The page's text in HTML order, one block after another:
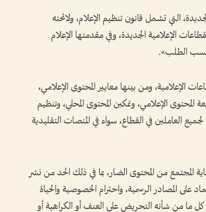
التي تشمل قانون تنظيم الإعلام، ولائحته
الإعلامية الجديدة، وفي مقدمتها الإعلام
حسب الطلب».
ومن بينها معايير المحتوى الإعلامي،
الإعلامي، وتمكين المحتوى المحلي، وتنظيم
العاملين في القطاع، سواء في المنصات التقليدية
من المحتوى الضار، بما في ذلك الحد من نشر
على المصادر الرسمية، واحترام الخصوصية والحياة
كل ما من شأنه التحريض على العنف أو الكراهية أو